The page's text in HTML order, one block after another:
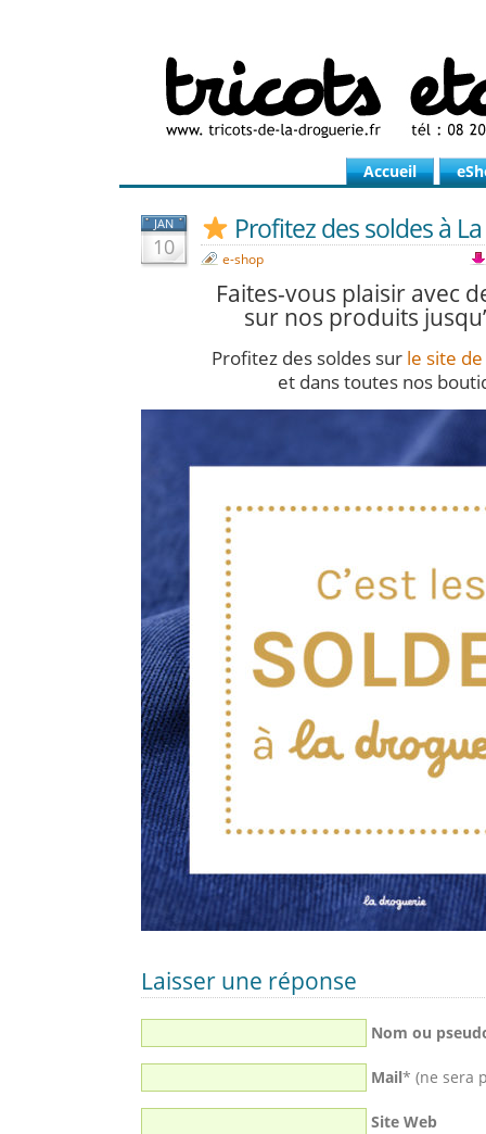
Accueil
JAN
10
Profitez des soldes à
e-shop
Faites-vous plaisir avec
sur nos produits
Profitez des soldes sur le site
et dans toutes nos
Laisser une réponse
Nom ou
Mail* (ne sera
Site Web